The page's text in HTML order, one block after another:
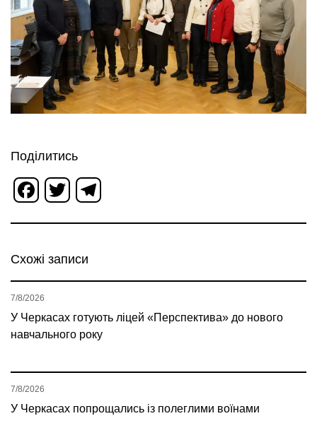
Поділитись
Facebook
Twitter
Схожі записи
У Черкасах готують ліцей «Перспектива» до нового
навчального року
7/8/2026
У Черкасах попрощались із полеглими воїнами
7/8/2026